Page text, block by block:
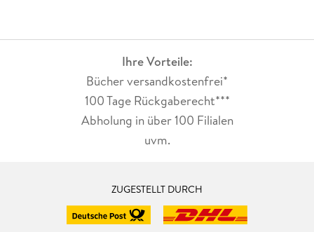
Ihre Vorteile:
Bücher versandkostenfrei*
100 Tage Rückgaberecht***
Abholung in über 100 Filialen
uvm.
ZUGESTELLT DURCH